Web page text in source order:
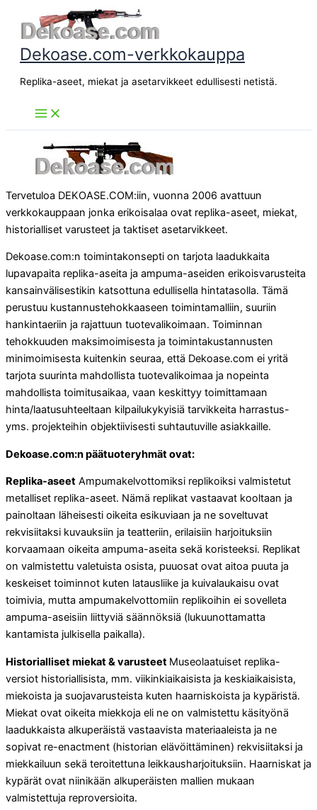
sisältöön
Dekoase.com-verkkokauppa
Replika-aseet, miekat ja asetarvikkeet edullisesti netistä.
Tervetuloa DEKOASE.COM:iin, vuonna 2006 avattuun
verkkokauppaan jonka erikoisalaa ovat replika-aseet, miekat,
historialliset varusteet ja taktiset asetarvikkeet.
Dekoase.com:n toimintakonsepti on tarjota laadukkaita
lupavapaita replika-aseita ja ampuma-aseiden erikoisvarusteita
kansainvälisestikin katsottuna edullisella hintatasolla. Tämä
perustuu kustannustehokkaaseen toimintamalliin, suuriin
hankintaeriin ja rajattuun tuotevalikoimaan. Toiminnan
tehokkuuden maksimoimisesta ja toimintakustannusten
minimoimisesta kuitenkin seuraa, että Dekoase.com ei yritä
tarjota suurinta mahdollista tuotevalikoimaa ja nopeinta
mahdollista toimitusaikaa, vaan keskittyy toimittamaan
hinta/laatusuhteeltaan kilpailukykyisiä tarvikkeita harrastus-
yms. projekteihin objektiivisesti suhtautuville asiakkaille.
Dekoase.com:n päätuoteryhmät ovat:
Replika-aseet Ampumakelvottomiksi replikoiksi valmistetut
metalliset replika-aseet. Nämä replikat vastaavat kooltaan ja
painoltaan läheisesti oikeita esikuviaan ja ne soveltuvat
rekvisiitaksi kuvauksiin ja teatteriin, erilaisiin harjoituksiin
korvaamaan oikeita ampuma-aseita sekä koristeeksi. Replikat
on valmistettu valetuista osista, puuosat ovat aitoa puuta ja
keskeiset toiminnot kuten latausliike ja kuivalaukaisu ovat
toimivia, mutta ampumakelvottomiin replikoihin ei sovelleta
ampuma-aseisiin liittyviä säännöksiä (lukuunottamatta
kantamista julkisella paikalla).
Historialliset miekat & varusteet Museolaatuiset replika-
versiot historiallisista, mm. viikinkiaikaisista ja keskiaikaisista,
miekoista ja suojavarusteista kuten haarniskoista ja kypäristä.
Miekat ovat oikeita miekkoja eli ne on valmistettu käsityönä
laadukkaista alkuperäistä vastaavista materiaaleista ja ne
sopivat re-enactment (historian elävöittäminen) rekvisiitaksi ja
miekkailuun sekä teroitettuna leikkausharjoituksiin. Haarniskat ja
kypärät ovat niinikään alkuperäisten mallien mukaan
valmistettuja reproversioita.